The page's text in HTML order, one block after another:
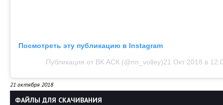
Посмотреть эту публикацию в Instagram
Публикация от ВК АСК (@nn_volley)21 Окт 2018 в
21 октября 2018
ФАЙЛЫ ДЛЯ СКАЧИВАНИЯ